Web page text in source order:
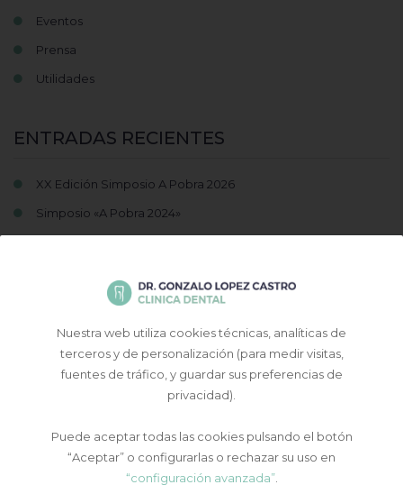
Eventos
Prensa
Utilidades
ENTRADAS RECIENTES
XX Edición Simposio A Pobra 2026
Simposio «A Pobra 2024»
XVII Congreso SELO Zamora 2024
Nuestra web utiliza cookies técnicas, analíticas de
terceros y de personalización (para medir visitas,
fuentes de tráfico, y guardar sus preferencias de
privacidad).
Puede aceptar todas las cookies pulsando el botón
“Aceptar” o configurarlas o rechazar su uso en
“configuración avanzada”.